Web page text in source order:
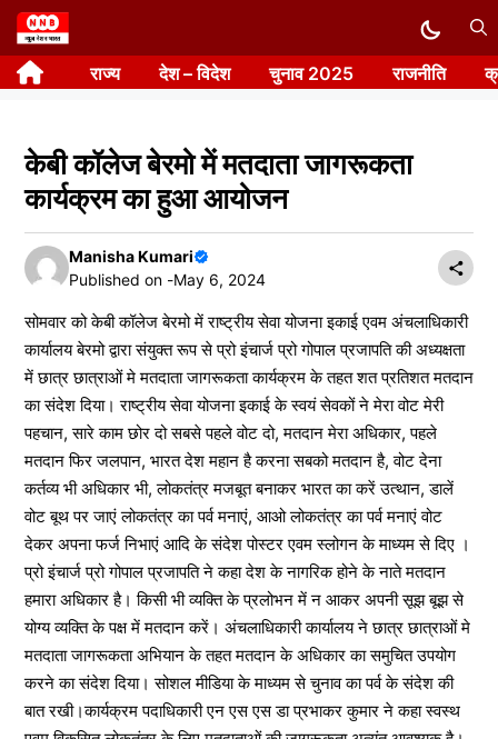
Skip
to
content राज्य देश – विदेश चुनाव 2025 राजनीति
केबी कॉलेज बेरमो में मतदाता जागरूकता
कार्यक्रम का हुआ आयोजन
Manisha Kumari
Published on -May 6, 2024
सोमवार को केबी कॉलेज बेरमो में राष्ट्रीय सेवा योजना इकाई एवम अंचलाधिकारी
कार्यालय बेरमो द्वारा संयुक्त रूप से प्रो इंचार्ज प्रो गोपाल प्रजापति की अध्यक्षता
में छात्र छात्राओं मे मतदाता जागरूकता कार्यक्रम के तहत शत प्रतिशत मतदान
का संदेश दिया। राष्ट्रीय सेवा योजना इकाई के स्वयं सेवकों ने मेरा वोट मेरी
पहचान, सारे काम छोर दो सबसे पहले वोट दो, मतदान मेरा अधिकार, पहले
मतदान फिर जलपान, भारत देश महान है करना सबको मतदान है, वोट देना
कर्तव्य भी अधिकार भी, लोकतंत्र मजबूत बनाकर भारत का करें उत्थान, डालें
वोट बूथ पर जाएं लोकतंत्र का पर्व मनाएं, आओ लोकतंत्र का पर्व मनाएं वोट
देकर अपना फर्ज निभाएं आदि के संदेश पोस्टर एवम स्लोगन के माध्यम से दिए ।
प्रो इंचार्ज प्रो गोपाल प्रजापति ने कहा देश के नागरिक होने के नाते मतदान
हमारा अधिकार है। किसी भी व्यक्ति के प्रलोभन में न आकर अपनी सूझ बूझ से
योग्य व्यक्ति के पक्ष में मतदान करें। अंचलाधिकारी कार्यालय ने छात्र छात्राओं मे
मतदाता जागरूकता अभियान के तहत मतदान के अधिकार का समुचित उपयोग
करने का संदेश दिया। सोशल मीडिया के माध्यम से चुनाव का पर्व के संदेश की
बात रखी।कार्यक्रम पदाधिकारी एन एस एस डा प्रभाकर कुमार ने कहा स्वस्थ